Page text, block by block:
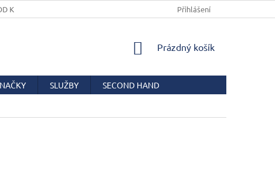
KUPNÍ SMLOUVY PODMÍNKY OCHRANY OSOBNÍCH ÚDAJŮ
Přihlášení
NÁKUPNÍ
Prázdný košík
SLUŽBY
SECOND HAND